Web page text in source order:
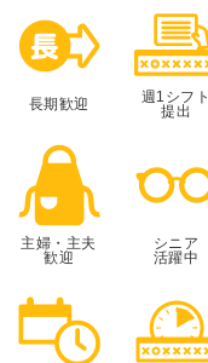
長期歓迎
週1シフト
提出
主婦・主夫
歓迎
シニア
活躍中